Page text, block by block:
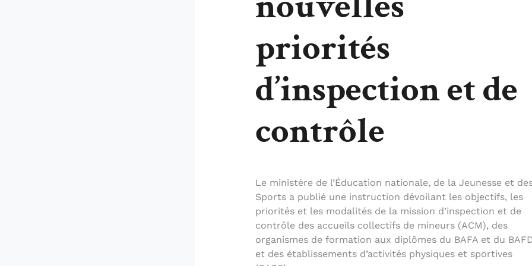
priorités
d’inspection et de
contrôle
Le ministère de l’Éducation nationale, de la Jeunesse et
Sports a publié une instruction dévoilant les objectifs, les
priorités et les modalités de la mission d’inspection et de
contrôle des accueils collectifs de mineurs (ACM), des
organismes de formation aux diplômes du BAFA et du
et des établissements d’activités physiques et sportives